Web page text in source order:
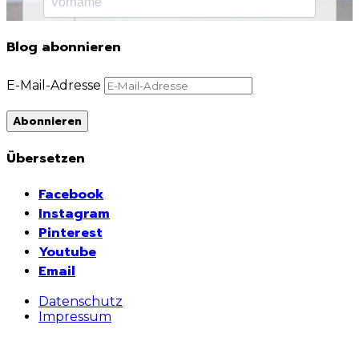
Blog abonnieren
E-Mail-Adresse
Abonnieren
Übersetzen
Facebook
Instagram
Pinterest
Youtube
Email
Datenschutz
Impressum